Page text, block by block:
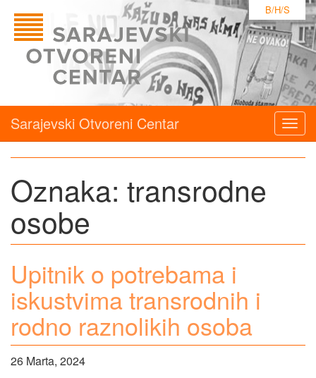
B/H/S
Sarajevski Otvoreni Centar
Oznaka: transrodne
osobe
Upitnik o potrebama i
iskustvima transrodnih i
rodno raznolikih osoba
26 Marta, 2024